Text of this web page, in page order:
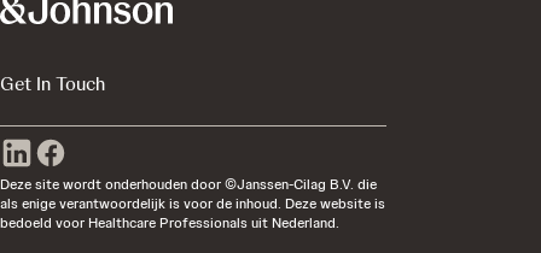
Get In Touch
Deze site wordt onderhouden door ©Janssen-Cilag B.V. die
als enige verantwoordelijk is voor de inhoud. Deze website is
bedoeld voor Healthcare Professionals uit Nederland.